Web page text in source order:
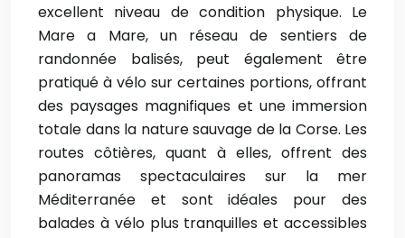
excellent niveau de condition physique. Le
Mare a Mare, un réseau de sentiers de
randonnée balisés, peut également être
pratiqué à vélo sur certaines portions, offrant
des paysages magnifiques et une immersion
totale dans la nature sauvage de la Corse. Les
routes côtières, quant à elles, offrent des
panoramas spectaculaires sur la mer
Méditerranée et sont idéales pour des
balades à vélo plus tranquilles et accessibles